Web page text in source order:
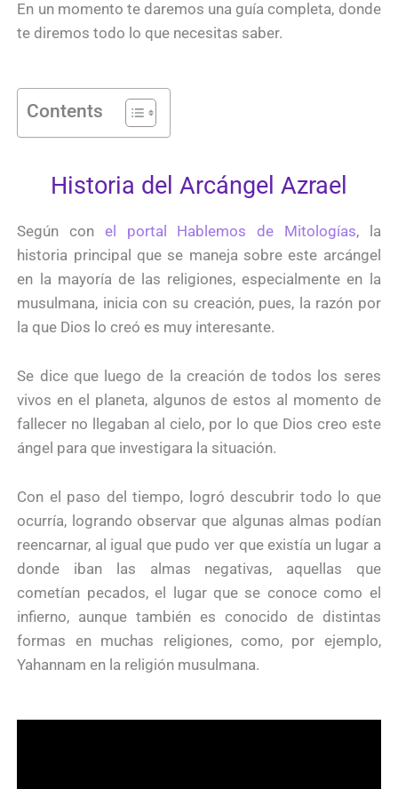
En un momento te daremos una guía completa, donde
te diremos todo lo que necesitas saber.
Contents
Historia del Arcángel Azrael
Según con el portal Hablemos de Mitologías, la
historia principal que se maneja sobre este arcángel
en la mayoría de las religiones, especialmente en la
musulmana, inicia con su creación, pues, la razón por
la que Dios lo creó es muy interesante.
Se dice que luego de la creación de todos los seres
vivos en el planeta, algunos de estos al momento de
fallecer no llegaban al cielo, por lo que Dios creo este
ángel para que investigara la situación.
Con el paso del tiempo, logró descubrir todo lo que
ocurría, logrando observar que algunas almas podían
reencarnar, al igual que pudo ver que existía un lugar a
donde iban las almas negativas, aquellas que
cometían pecados, el lugar que se conoce como el
infierno, aunque también es conocido de distintas
formas en muchas religiones, como, por ejemplo,
Yahannam en la religión musulmana.